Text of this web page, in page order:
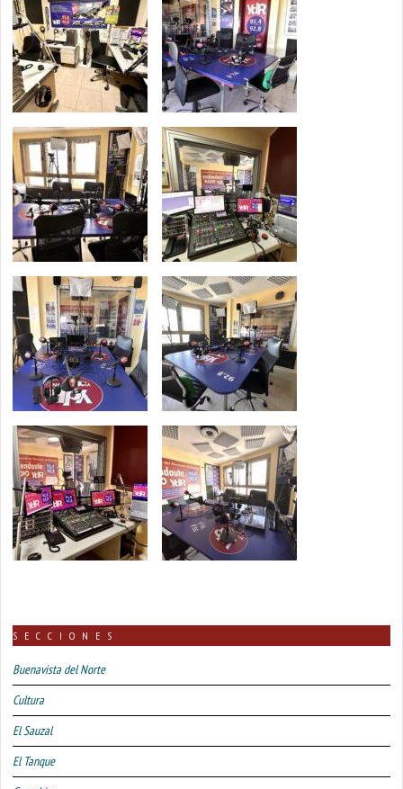
SECCIONES
Buenavista del Norte
Cultura
El Sauzal
El Tanque